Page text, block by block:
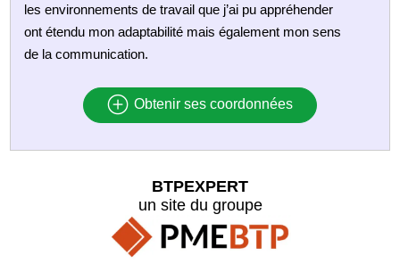
les environnements de travail que j’ai pu appréhender
ont étendu mon adaptabilité mais également mon sens
de la communication.
Obtenir ses coordonnées
BTPEXPERT
un site du groupe